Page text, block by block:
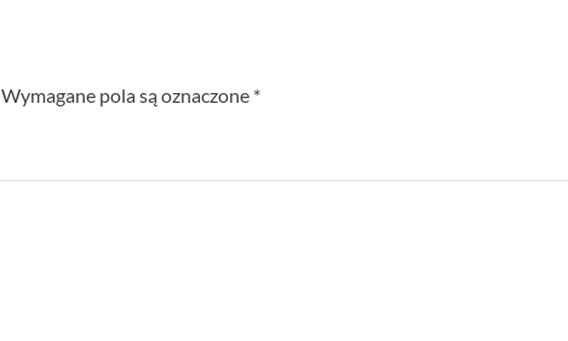
Wymagane pola są oznaczone *